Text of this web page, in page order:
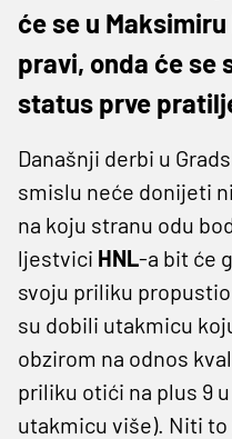
će se u
pravi, onda će se
status prve
Današnji derbi u
smislu neće donijeti
na koju stranu odu
ljestvici HNL-a bit će
svoju priliku
su dobili utakmicu
obzirom na odnos
priliku otići na plus 9
utakmicu više). Niti